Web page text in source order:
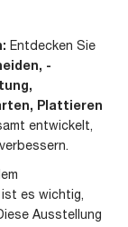
Entdecken Sie
, -
Plattieren
entwickelt,
es wichtig,
Ausstellung